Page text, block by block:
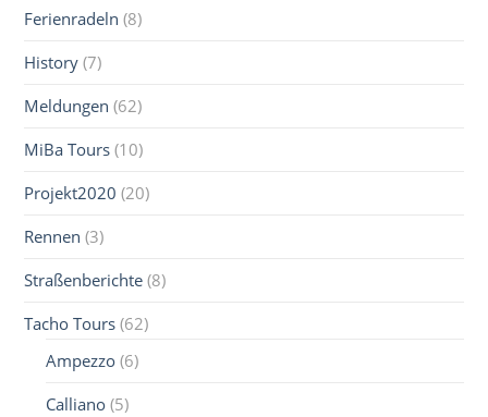
Ferienradeln (8)
History (7)
Meldungen (62)
MiBa Tours (10)
Projekt2020 (20)
Rennen (3)
Straßenberichte (8)
Tacho Tours (62)
Ampezzo (6)
Calliano (5)